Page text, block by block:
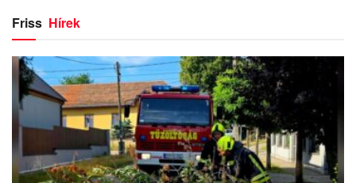
Friss Hírek